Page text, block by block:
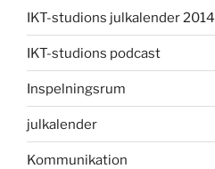
IKT-studions julkalender 2014
IKT-studions podcast
Inspelningsrum
julkalender
Kommunikation